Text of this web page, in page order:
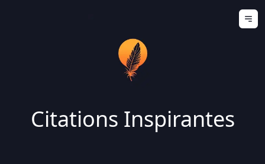
Citations Inspirantes